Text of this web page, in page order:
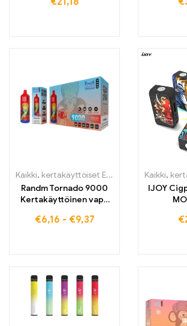
Kaikki, kertakäyttöiset E-savut
Randm Tornado 9000
Kertakäyttöinen vape
varastossa
€6,16 - €9,37
Kaikki,
IJOY
€